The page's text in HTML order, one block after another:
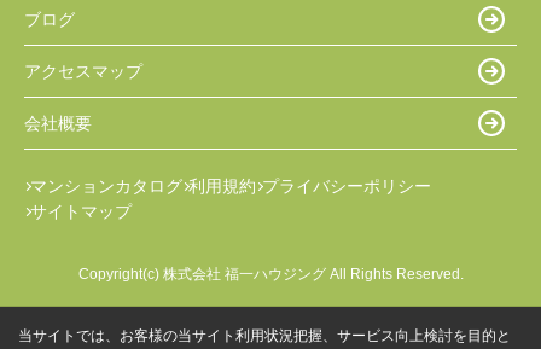
ブログ
アクセスマップ
会社概要
マンションカタログ 利用規約 プライバシーポリシー
サイトマップ
Copyright(c) 株式会社 福一ハウジング All Rights Reserved.
当サイトでは、お客様の当サイト利用状況把握、サービス向上検討を目的と